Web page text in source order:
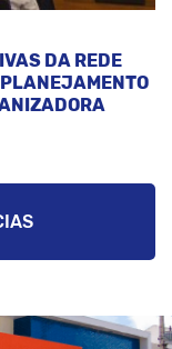
DA REDE